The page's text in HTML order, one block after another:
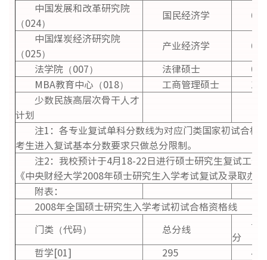
中国发展和改革研究院
（024）
国民经济学
中国煤炭经济研究院
（025）
产业经济学
法学院（007）
法律硕士
MBA教育中心（018）
工商管理硕士
少数民族高层次骨干人才
计划
注1：各专业复试单科分数线为对应门类国家初试合格
考生进入复试基本分数要求只做总分限制。
注2：我校预计于4月18-22日进行硕士研究生复试工作
《中央财经大学2008年硕士研究生入学考试复试及录取办
附表：
2008年全国硕士研究生入学考试初试合格资格线
门类（代码）
总分线
单
分
哲学[01]
295
41